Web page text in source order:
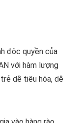
độc quyền của
với hàm lượng
dễ tiêu hóa, dễ